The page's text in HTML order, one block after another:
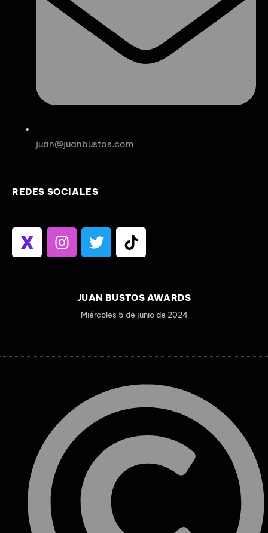
juan@juanbustos.com
REDES SOCIALES
JUAN BUSTOS AWARDS
Miércoles 5 de junio de 2024